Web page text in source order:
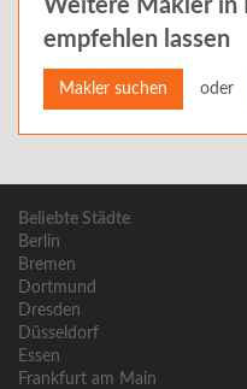
Weitere Makler in
empfehlen lassen
Makler suchen oder
Beliebte Städte
Berlin
Bremen
Dortmund
Dresden
Düsseldorf
Essen
Frankfurt am Main